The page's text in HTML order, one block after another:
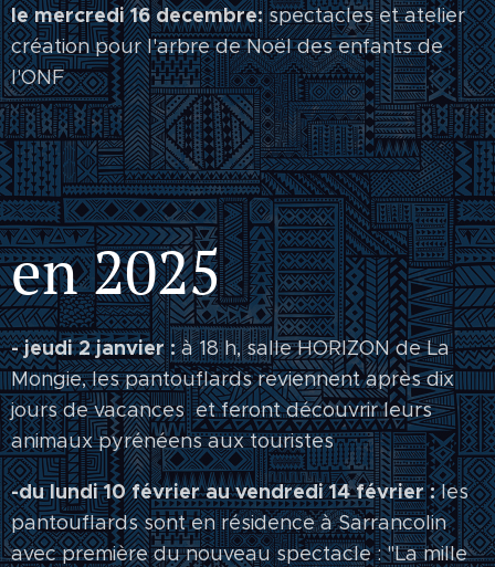
le mercredi 16 decembre:spectacles et atelier
création pour l'arbre de Noël des enfants de
l'ONF
en 2025
- jeudi 2 janvier :à 18 h, salle HORIZON de La
Mongie, les pantouflards reviennent après dix
jours de vacances et feront découvrir leurs
animaux pyrénéens aux touristes
-du lundi 10 février au vendredi 14 février :les
pantouflards sont en résidence à Sarrancolin
avec première du nouveau spectacle : "La mille